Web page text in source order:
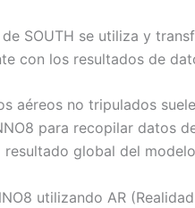
SOUTH se utiliza y
con los resultados de
aéreos no tripulados
para recopilar datos
global del
utilizando AR